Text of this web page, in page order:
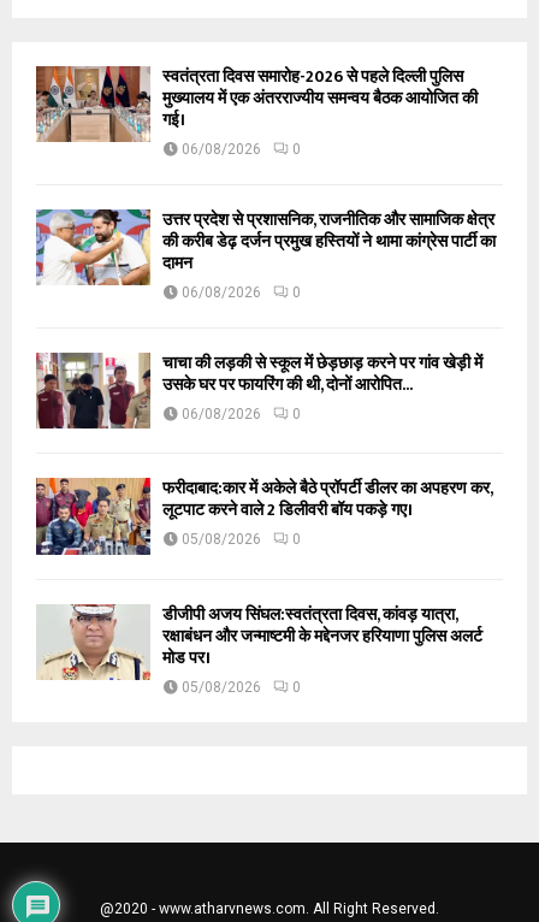
स्वतंत्रता दिवस समारोह-2026 से पहले दिल्ली पुलिस
मुख्यालय में एक अंतरराज्यीय समन्वय बैठक आयोजित की
गई।
06/08/2026 0
उत्तर प्रदेश से प्रशासनिक, राजनीतिक और सामाजिक क्षेत्र
की करीब डेढ़ दर्जन प्रमुख हस्तियों ने थामा कांग्रेस पार्टी का
दामन
06/08/2026 0
चाचा की लड़की से स्कूल में छेड़छाड़ करने पर गांव खेड़ी में
उसके घर पर फायरिंग की थी, दोनों आरोपित...
06/08/2026 0
फरीदाबाद:कार में अकेले बैठे प्रॉपर्टी डीलर का अपहरण कर,
लूटपाट करने वाले 2 डिलीवरी बॉय पकड़े गए।
05/08/2026 0
डीजीपी अजय सिंघल:स्वतंत्रता दिवस, कांवड़ यात्रा,
रक्षाबंधन और जन्माष्टमी के मद्देनजर हरियाणा पुलिस अलर्ट
मोड पर।
05/08/2026 0
@2020 - www.atharvnews.com. All Right Reserved.